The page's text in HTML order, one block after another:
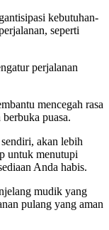
kebutuhan-
seperti
perjalanan
mencegah rasa
puasa.
akan lebih
untuk menutupi
Anda habis.
mudik yang
pulang yang aman